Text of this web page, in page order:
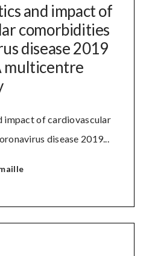
and impact of
comorbidities
disease 2019
multicentre
impact of cardiovascular
disease 2019...